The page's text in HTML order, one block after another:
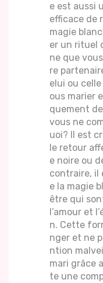
e est aussi
efficace de
magie
er un rituel
ne que
re
elui ou
ous marier
quement
vous ne
uoi? Il est
le retour
e noire ou
contraire, il
e la magie
être qui
l’amour et
n. Cette
nger et ne
ntion
mari grâce
te une